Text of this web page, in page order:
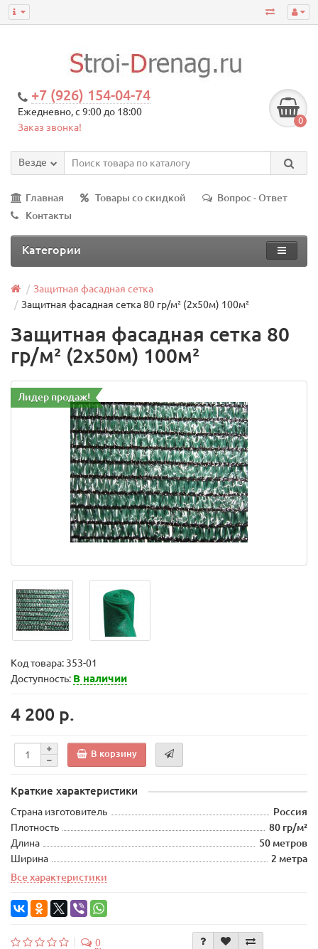
+7 (926) 154-04-74
Ежедневно, с 9:00 до 18:00
Заказ звонка!
0
Везде
Главная Товары со скидкой
Вопрос - Ответ
Контакты
Категории
Защитная фасадная сетка
Защитная фасадная сетка 80 гр/м² (2х50м) 100м²
Защитная фасадная сетка 80
гр/м² (2х50м) 100м²
Лидер продаж!
Код товара: 353-01
Доступность: В наличии
4 200 р.
В корзину
Краткие характеристики
Страна изготовитель
Россия
Плотность
80 гр/м²
Длина
50 метров
Ширина
2 метра
Все характеристики
0